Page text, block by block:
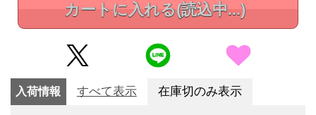
カートに入れる(読込中...)
入荷情報 すべて表示 在庫切のみ表示